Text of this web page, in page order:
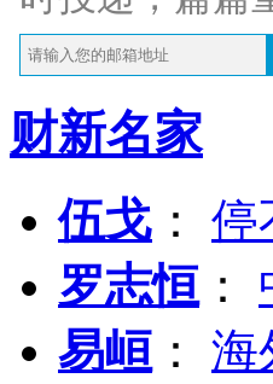
财新名家
伍戈 ： 停
罗志恒 ：
易峘 ： 海